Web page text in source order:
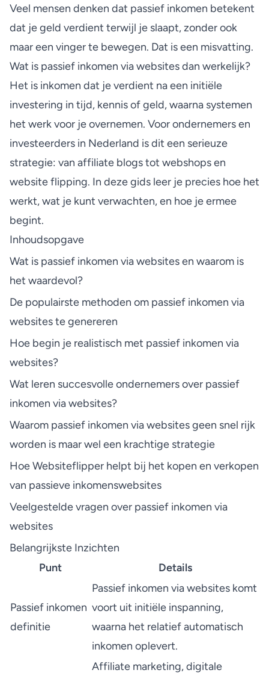
Veel mensen denken dat passief inkomen betekent
dat je geld verdient terwijl je slaapt, zonder ook
maar een vinger te bewegen. Dat is een misvatting.
Wat is passief inkomen via websites dan werkelijk?
Het is inkomen dat je verdient na een initiële
investering in tijd, kennis of geld, waarna systemen
het werk voor je overnemen. Voor ondernemers en
investeerders in Nederland is dit een serieuze
strategie: van affiliate blogs tot webshops en
website flipping. In deze gids leer je precies hoe het
werkt, wat je kunt verwachten, en hoe je ermee
begint.
Inhoudsopgave
Wat is passief inkomen via websites en waarom is
het waardevol?
De populairste methoden om passief inkomen via
websites te genereren
Hoe begin je realistisch met passief inkomen via
websites?
Wat leren succesvolle ondernemers over passief
inkomen via websites?
Waarom passief inkomen via websites geen snel rijk
worden is maar wel een krachtige strategie
Hoe Websiteflipper helpt bij het kopen en verkopen
van passieve inkomenswebsites
Veelgestelde vragen over passief inkomen via
websites
Belangrijkste Inzichten
Punt
Details
Passief inkomen
definitie
Passief inkomen via websites komt
voort uit initiële inspanning,
waarna het relatief automatisch
inkomen oplevert.
Affiliate marketing, digitale